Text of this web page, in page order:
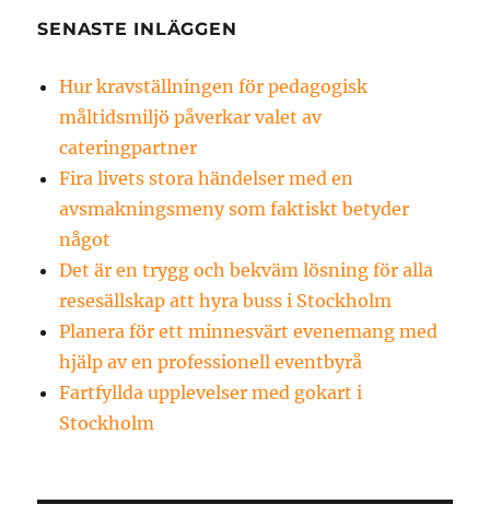
SENASTE INLÄGGEN
Hur kravställningen för pedagogisk
måltidsmiljö påverkar valet av
cateringpartner
Fira livets stora händelser med en
avsmakningsmeny som faktiskt betyder
något
Det är en trygg och bekväm lösning för alla
resesällskap att hyra buss i Stockholm
Planera för ett minnesvärt evenemang med
hjälp av en professionell eventbyrå
Fartfyllda upplevelser med gokart i
Stockholm